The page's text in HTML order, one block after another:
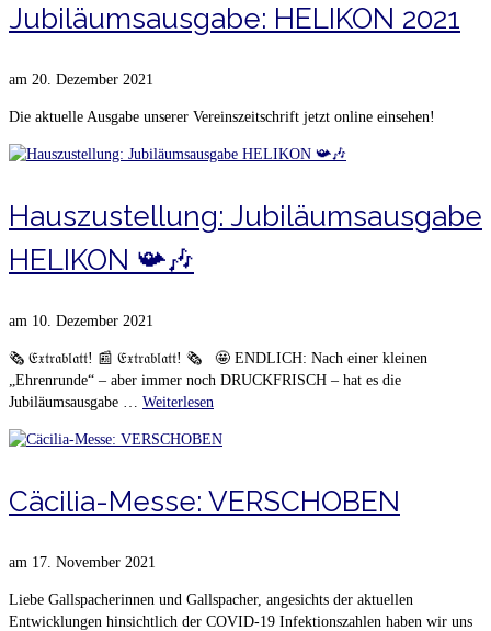
Jubiläumsausgabe: HELIKON 2021
am 20. Dezember 2021
Die aktuelle Ausgabe unserer Vereinszeitschrift jetzt online einsehen!
Hauszustellung: Jubiläumsausgabe
HELIKON 📯🎶
am 10. Dezember 2021
🗞️ 𝔈𝔵𝔱𝔯𝔞𝔟𝔩𝔞𝔱𝔱! 📰 𝔈𝔵𝔱𝔯𝔞𝔟𝔩𝔞𝔱𝔱! 🗞️ 🤩 ENDLICH: Nach einer kleinen
„Ehrenrunde“ – aber immer noch DRUCKFRISCH – hat es die
Jubiläumsausgabe … Weiterlesen
Cäcilia-Messe: VERSCHOBEN
am 17. November 2021
Liebe Gallspacherinnen und Gallspacher, angesichts der aktuellen
Entwicklungen hinsichtlich der COVID-19 Infektionszahlen haben wir uns